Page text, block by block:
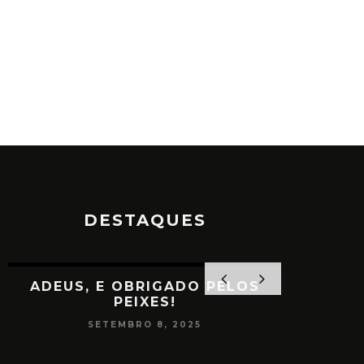
DESTAQUES
ADEUS, E OBRIGADO PELOS
PEIXES!
SETEMBRO 8, 2025